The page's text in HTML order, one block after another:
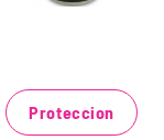
para los zapatos
Proteccion